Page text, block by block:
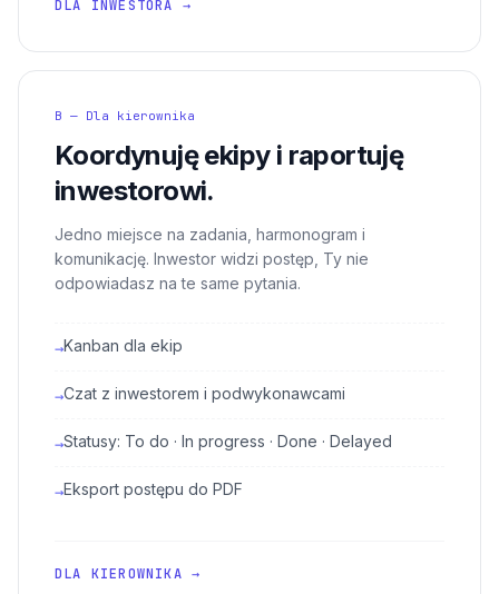
DLA INWESTORA →
B — Dla kierownika
Koordynuję ekipy i raportuję
inwestorowi.
Jedno miejsce na zadania, harmonogram i
komunikację. Inwestor widzi postęp, Ty nie
odpowiadasz na te same pytania.
→Kanban dla ekip
→Czat z inwestorem i podwykonawcami
→Statusy: To do · In progress · Done · Delayed
→Eksport postępu do PDF
DLA KIEROWNIKA →